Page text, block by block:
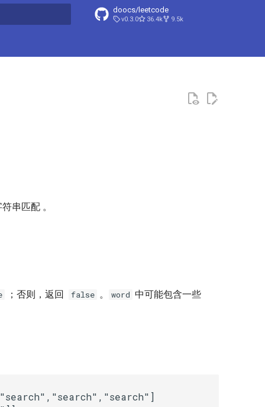
doocs/leetcode
v0.3.0 36.4k 9.5k
串匹配 。
；否则，返回 false 。 word 中可能包含一些